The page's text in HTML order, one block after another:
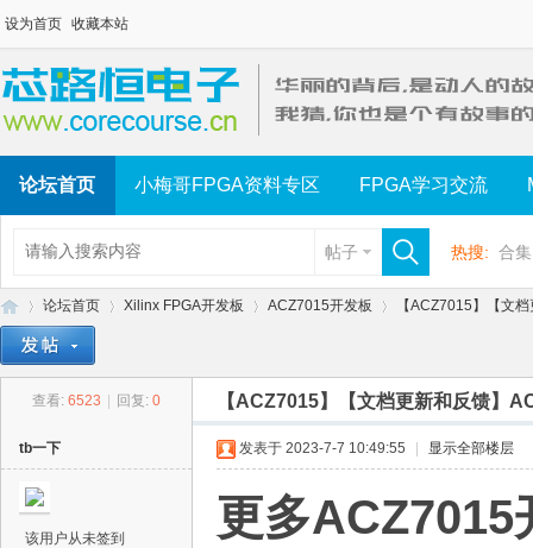
设为首页 收藏本站
论坛首页 小梅哥FPGA资料专区 FPGA学习交流
帖子 热搜: 合集
论坛首页 Xilinx FPGA开发板
›
ACZ7015开发板
›
【ACZ7015】【文
查看: 6523 回复: 0 【ACZ7015】【文档更新和反馈】
tb一下
该用户从未签到
发表于 2023-7-7 10:49:55 显示全部楼层
更多ACZ7015